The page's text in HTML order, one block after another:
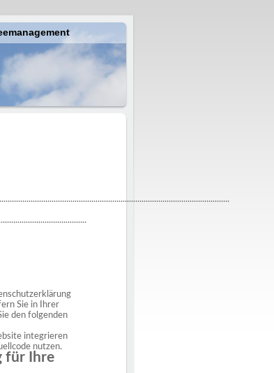
Sie in Ihrer
den folgenden
integrieren
nutzen.
für Ihre